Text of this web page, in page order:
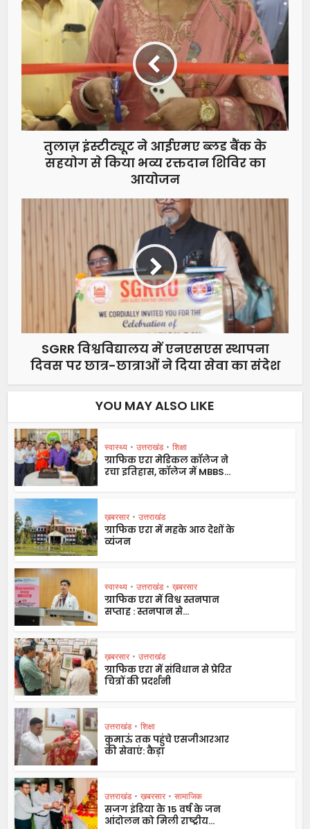
तुलाज़ इंस्टीट्यूट ने आईएमए ब्लड बैंक के
सहयोग से किया भव्य रक्तदान शिविर का
आयोजन
SGRR विश्वविद्यालय में एनएसएस स्थापना
दिवस पर छात्र-छात्राओं ने दिया सेवा का संदेश
YOU MAY ALSO LIKE
स्वास्थ्य • उत्तराखंड • शिक्षा
ग्राफिक एरा मेडिकल कॉलेज ने
रचा इतिहास, कॉलेज में MBBS...
ख़बरसार • उत्तराखंड
ग्राफिक एरा में महके आठ देशों के
व्यंजन
स्वास्थ्य • उत्तराखंड • ख़बरसार
ग्राफिक एरा में विश्व स्तनपान
सप्ताह : स्तनपान से...
ख़बरसार • उत्तराखंड
ग्राफिक एरा में संविधान से प्रेरित
चित्रों की प्रदर्शनी
उत्तराखंड • शिक्षा
कुमाऊं तक पहुंचे एसजीआरआर
की सेवाएं: कैड़ा
उत्तराखंड • ख़बरसार • सामाजिक
सजग इंडिया के 15 वर्ष के जन
आंदोलन को मिली राष्ट्रीय...